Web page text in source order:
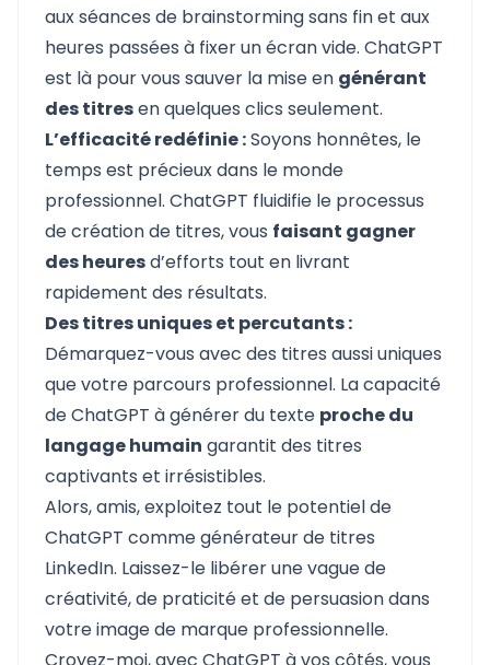
aux séances de brainstorming sans fin et aux
heures passées à fixer un écran vide. ChatGPT
est là pour vous sauver la mise en générant
des titresen quelques clics seulement.
L’efficacité redéfinie :Soyons honnêtes, le
temps est précieux dans le monde
professionnel. ChatGPT fluidifie le processus
de création de titres, vous faisant gagner
des heuresd’efforts tout en livrant
rapidement des résultats.
Des titres uniques et percutants :
Démarquez-vous avec des titres aussi uniques
que votre parcours professionnel. La capacité
de ChatGPT à générer du texte proche du
langage humain garantit des titres
captivants et irrésistibles.
Alors, amis, exploitez tout le potentiel de
ChatGPT comme générateur de titres
LinkedIn. Laissez-le libérer une vague de
créativité, de praticité et de persuasion dans
votre image de marque professionnelle.